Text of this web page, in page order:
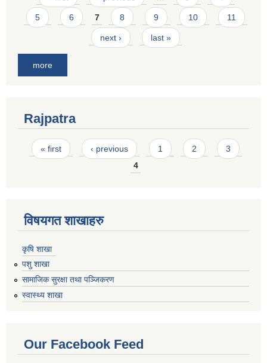
5 6 7 8 9 10 11
next › last »
more
Rajpatra
Pages
« first ‹ previous 1 2
3
4
विषयगत शाखाहरु
कृषि शाखा
पशु शाखा
सामाजिक सुरक्षा तथा पञ्जिकरण
स्वास्थ्य शाखा
Our Facebook Feed